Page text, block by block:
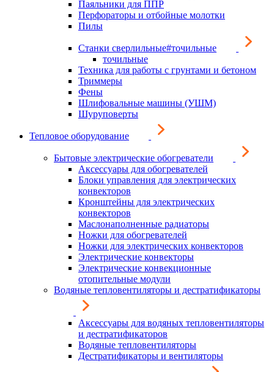
Паяльники для ППР
Перфораторы и отбойные молотки
Пилы
Станки сверлильные#точильные
точильные
Техника для работы с грунтами и бетоном
Триммеры
Фены
Шлифовальные машины (УШМ)
Шуруповерты
Тепловое оборудование
Бытовые электрические обогреватели
Аксессуары для обогревателей
Блоки управления для электрических
конвекторов
Кронштейны для электрических
конвекторов
Маслонаполненные радиаторы
Ножки для обогревателей
Ножки для электрических конвекторов
Электрические конвекторы
Электрические конвекционные
отопительные модули
Водяные тепловентиляторы и дестратификаторы
Аксессуары для водяных тепловентиляторы
и дестратификаторов
Водяные тепловентиляторы
Дестратификаторы и вентиляторы